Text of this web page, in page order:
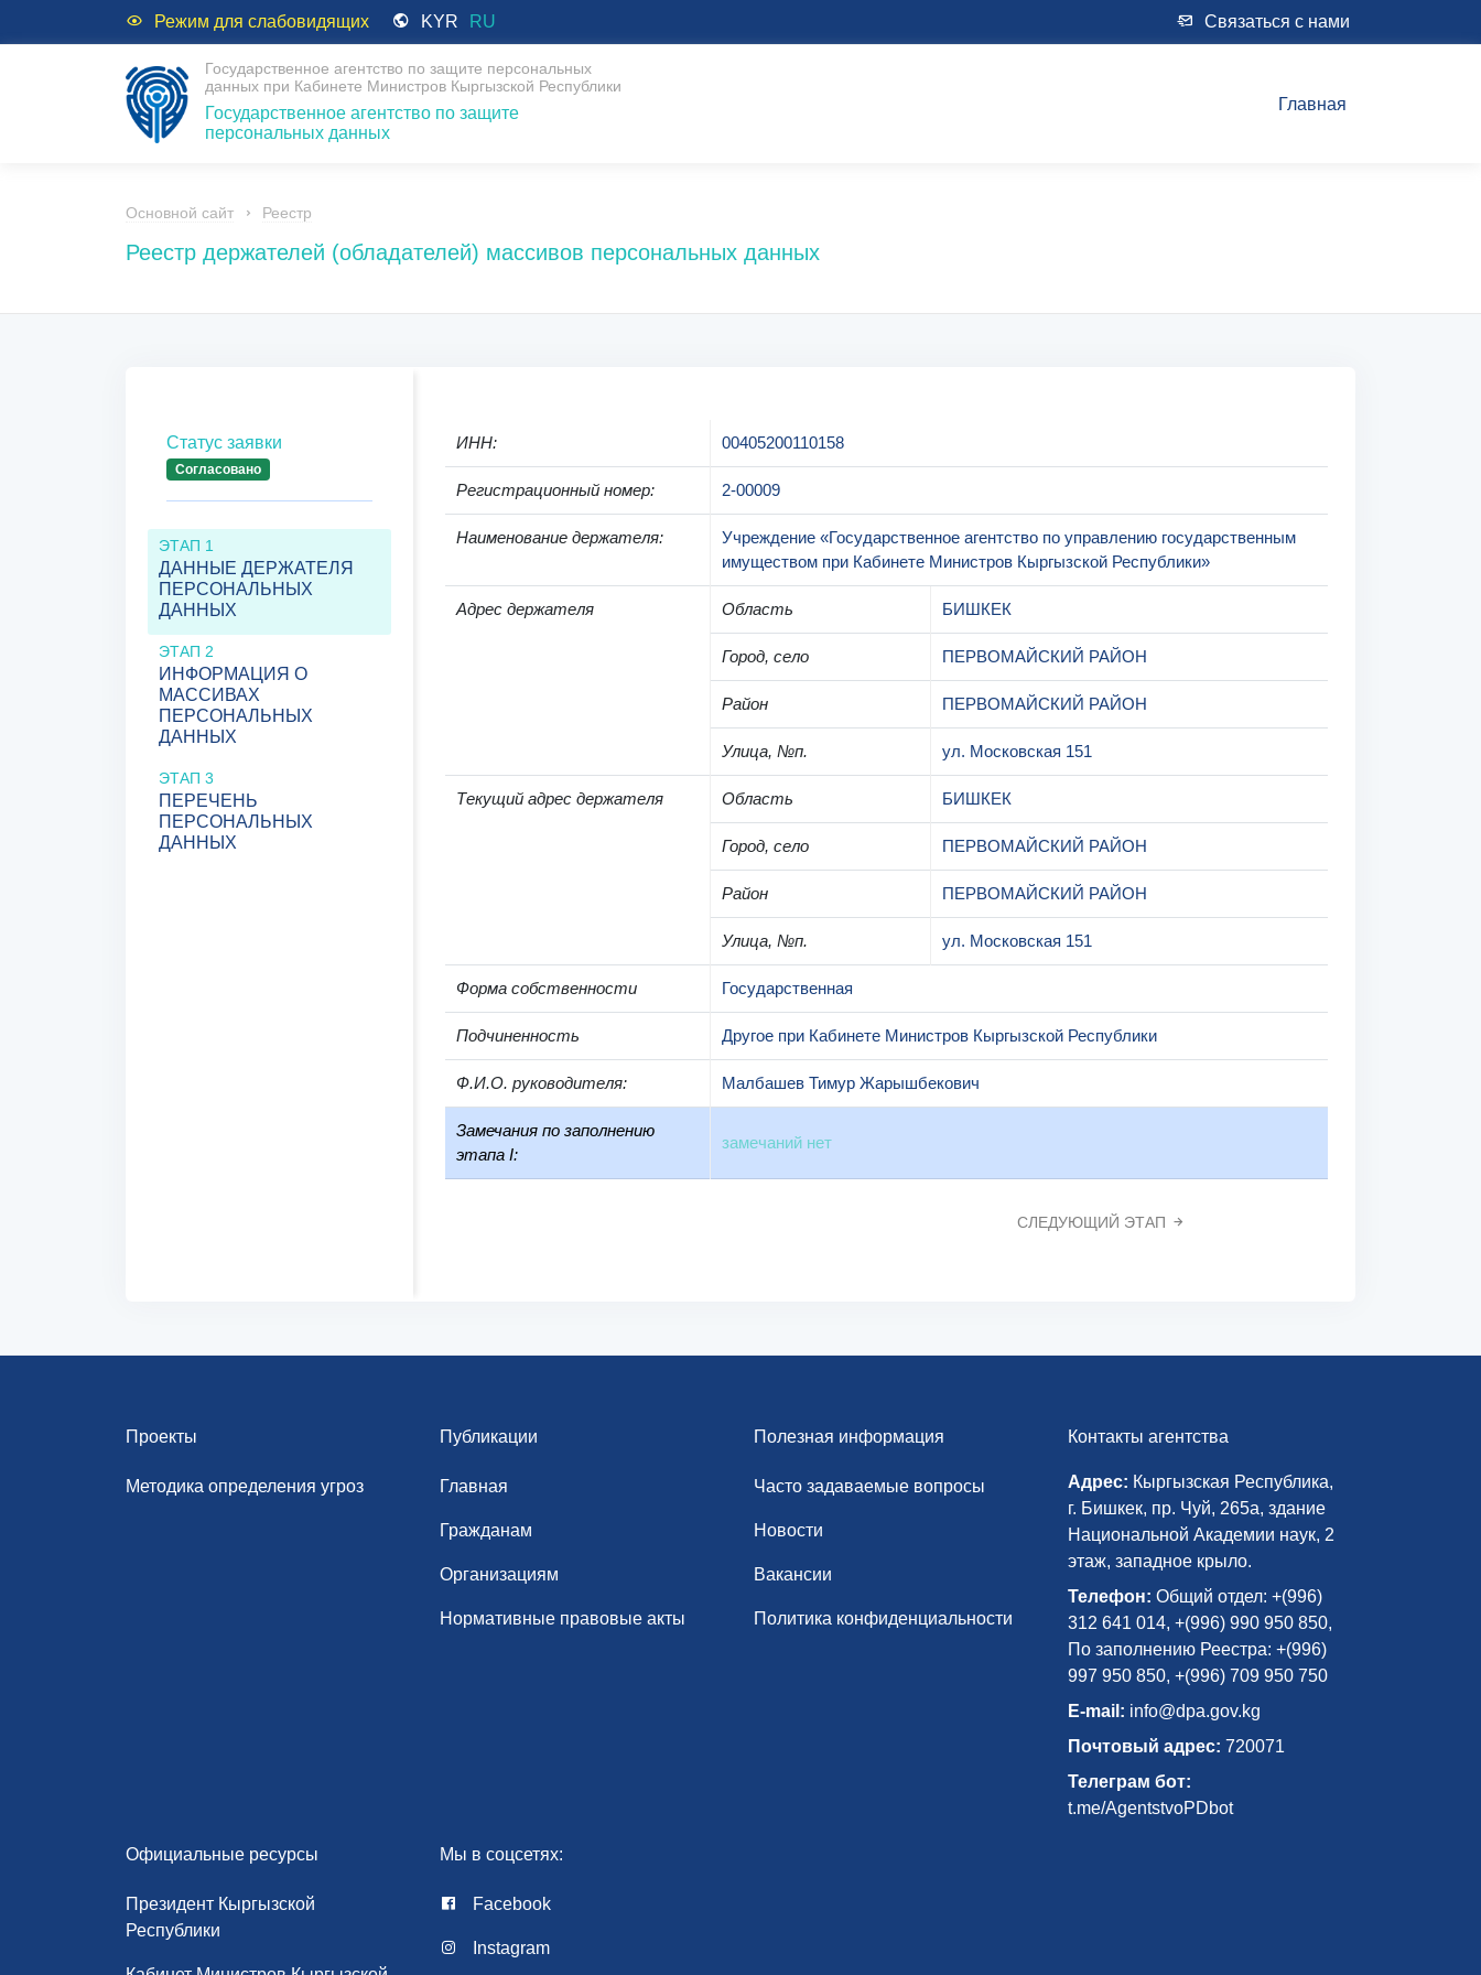
Режим для слабовидящих KYR RU Связаться с нами
Государственное агентство по защите персональных
данных при Кабинете Министров Кыргызской Республики
Государственное агентство по защите
персональных данных
Главная
Основной сайт Реестр
Реестр держателей (обладателей) массивов персональных данных
Статус заявки
Согласовано
ЭТАП 1
ДАННЫЕ ДЕРЖАТЕЛЯ
ПЕРСОНАЛЬНЫХ
ДАННЫХ
ЭТАП 2
ИНФОРМАЦИЯ О
МАССИВАХ
ПЕРСОНАЛЬНЫХ
ДАННЫХ
ЭТАП 3
ПЕРЕЧЕНЬ
ПЕРСОНАЛЬНЫХ
ДАННЫХ
ИНН: 00405200110158
Регистрационный номер: 2-00009
Наименование держателя:
Учреждение «Государственное агентство по управлению государственным
имуществом при Кабинете Министров Кыргызской Республики»
Адрес держателя Область БИШКЕК
Город, село ПЕРВОМАЙСКИЙ РАЙОН
Район ПЕРВОМАЙСКИЙ РАЙОН
Улица, №п. ул. Московская 151
Текущий адрес держателя Область БИШКЕК
Город, село ПЕРВОМАЙСКИЙ РАЙОН
Район ПЕРВОМАЙСКИЙ РАЙОН
Улица, №п. ул. Московская 151
Форма собственности Государственная
Подчиненность Другое при Кабинете Министров Кыргызской Республики
Ф.И.О. руководителя: Малбашев Тимур Жарышбекович
Замечания по заполнению
этапа I:
замечаний нет
СЛЕДУЮЩИЙ ЭТАП
Проекты
Методика определения угроз
Публикации
Главная
Гражданам
Организациям
Нормативные правовые акты
Полезная информация
Часто задаваемые вопросы
Новости
Вакансии
Политика конфиденциальности
Контакты агентства
Адрес: Кыргызская Республика,
г. Бишкек, пр. Чуй, 265а, здание
Национальной Академии наук, 2
этаж, западное крыло.
Телефон: Общий отдел: +(996)
312 641 014, +(996) 990 950 850,
По заполнению Реестра: +(996)
997 950 850, +(996) 709 950 750
E-mail: info@dpa.gov.kg
Почтовый адрес: 720071
Телеграм бот:
t.me/AgentstvoPDbot
Официальные ресурсы
Президент Кыргызской
Республики
Мы в соцсетях:
Facebook
Instagram